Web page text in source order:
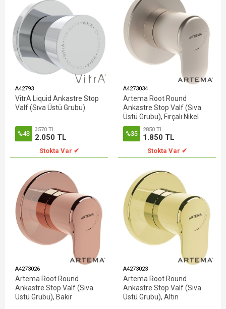
A42793
VitrA Liquid Ankastre Stop
Valf (Sıva Üstü Grubu)
%43
3570 TL
2.050 TL
Stokta Var ✔
A4273034
Artema Root Round
Ankastre Stop Valf (Sıva
Üstü Grubu), Fırçalı Nikel
%35
2850 TL
1.850 TL
Stokta Var ✔
A4273026
Artema Root Round
Ankastre Stop Valf (Sıva
Üstü Grubu), Bakır
A4273023
Artema Root Round
Ankastre Stop Valf (Sıva
Üstü Grubu), Altın